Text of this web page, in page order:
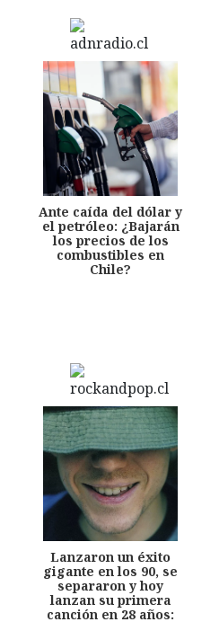
Ante caída del dólar y
el petróleo: ¿Bajarán
los precios de los
combustibles en
Chile?
Lanzaron un éxito
gigante en los 90, se
separaron y hoy
lanzan su primera
canción en 28 años: